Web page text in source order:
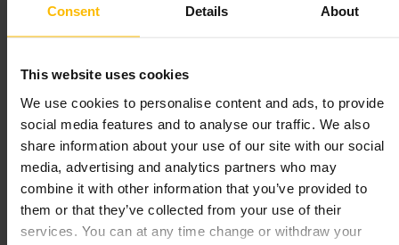
Consent Details About
This website uses cookies
We use cookies to personalise content and ads, to provide
social media features and to analyse our traffic. We also
share information about your use of our site with our social
media, advertising and analytics partners who may
combine it with other information that you’ve provided to
them or that they’ve collected from your use of their
services. You can at any time change or withdraw your
4.7
5
“活力涂鸦长廊，伦敦街头艺术的开放画布”
适合
#涂鸦 #街头艺术 # 南岸 #摄影打卡 # 城市漫步